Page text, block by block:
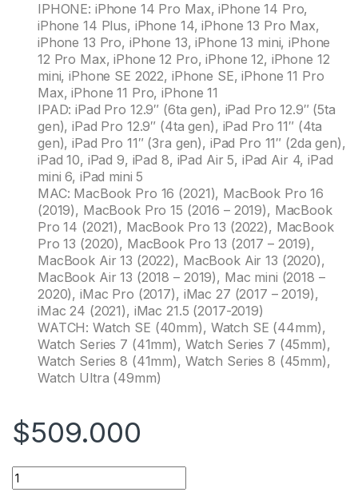
IPHONE: iPhone 14 Pro Max, iPhone 14 Pro,
iPhone 14 Plus, iPhone 14, iPhone 13 Pro Max,
iPhone 13 Pro, iPhone 13, iPhone 13 mini, iPhone
12 Pro Max, iPhone 12 Pro, iPhone 12, iPhone 12
mini, iPhone SE 2022, iPhone SE, iPhone 11 Pro
Max, iPhone 11 Pro, iPhone 11
IPAD: iPad Pro 12.9″ (6ta gen), iPad Pro 12.9″ (5ta
gen), iPad Pro 12.9″ (4ta gen), iPad Pro 11″ (4ta
gen), iPad Pro 11″ (3ra gen), iPad Pro 11″ (2da gen),
iPad 10, iPad 9, iPad 8, iPad Air 5, iPad Air 4, iPad
mini 6, iPad mini 5
MAC: MacBook Pro 16 (2021), MacBook Pro 16
(2019), MacBook Pro 15 (2016 – 2019), MacBook
Pro 14 (2021), MacBook Pro 13 (2022), MacBook
Pro 13 (2020), MacBook Pro 13 (2017 – 2019),
MacBook Air 13 (2022), MacBook Air 13 (2020),
MacBook Air 13 (2018 – 2019), Mac mini (2018 –
2020), iMac Pro (2017), iMac 27 (2017 – 2019),
iMac 24 (2021), iMac 21.5 (2017-2019)
WATCH: Watch SE (40mm), Watch SE (44mm),
Watch Series 7 (41mm), Watch Series 7 (45mm),
Watch Series 8 (41mm), Watch Series 8 (45mm),
Watch Ultra (49mm)
$509.000